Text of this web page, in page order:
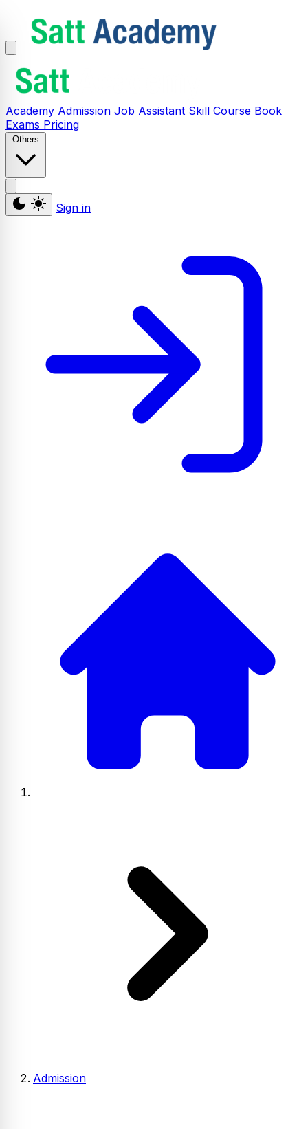
Academy Admission Job Assistant Skill Course Book
Exams Pricing
Others
Sign in
Admission